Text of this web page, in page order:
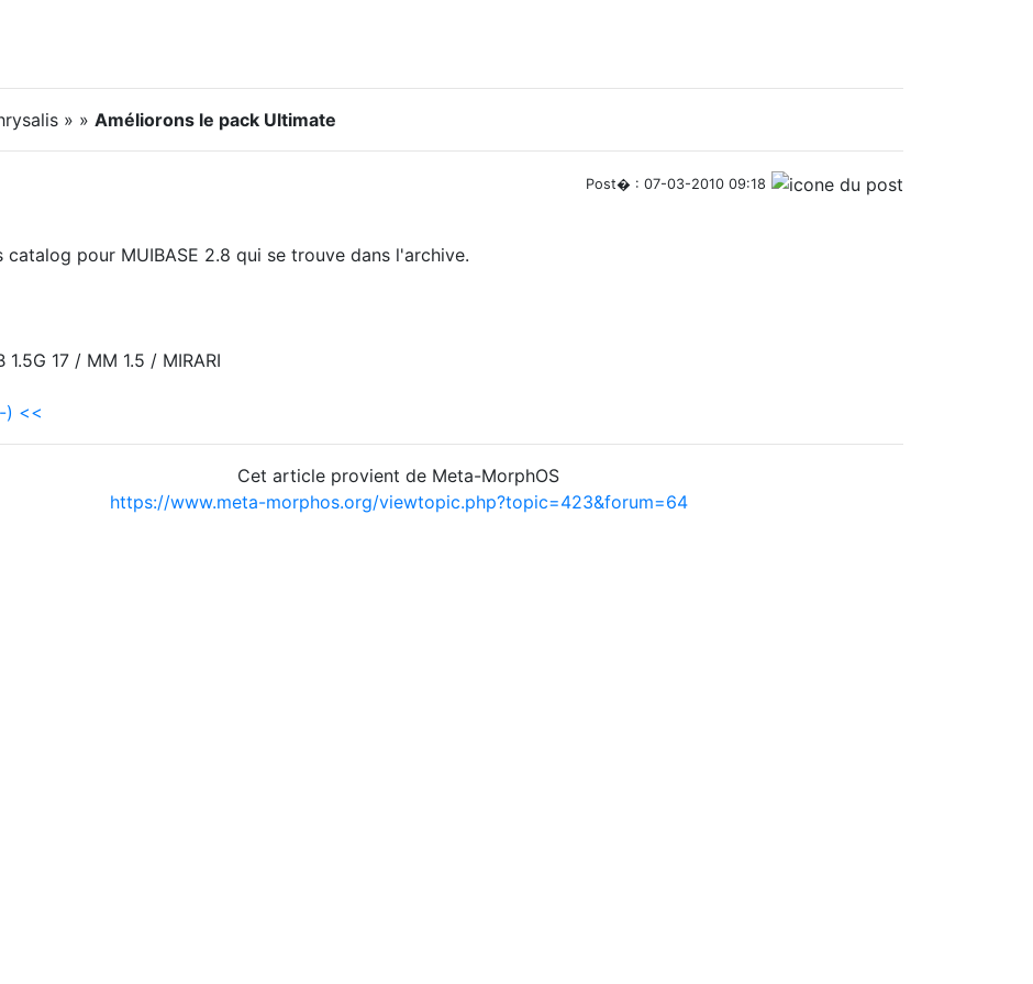
» » Améliorons le pack Ultimate
Post� : 07-03-2010 09:18
catalog pour MUIBASE 2.8 qui se trouve dans l'archive.
1.5G 17 / MM 1.5 / MIRARI
) <<
Cet article provient de Meta-MorphOS
https://www.meta-morphos.org/viewtopic.php?topic=423&forum=64